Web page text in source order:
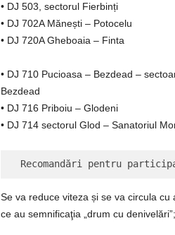
• DJ 503, sectorul Fierbinți
• DJ 702A Mănești – Potocelu
• DJ 720A Gheboaia – Finta
• DJ 710 Pucioasa – Bezdead –
Bezdead
• DJ 716 Priboiu – Glodeni
• DJ 714 sectorul Glod – Sanatoriul
Recomandări pentru
Se va reduce viteza și se va circula
ce au semnificaţia „drum cu